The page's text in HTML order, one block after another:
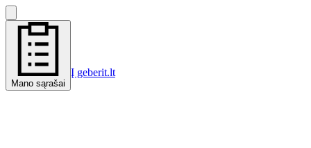
Mano sąrašai
Į geberit.lt